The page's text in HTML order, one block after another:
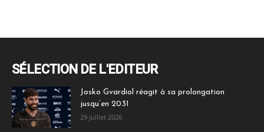
SÉLECTION DE L'EDITEUR
Josko Gvardiol réagit à sa prolongation
jusqu’en 2031
29 juillet 2026